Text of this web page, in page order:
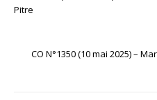
Pitre
CO N°1350 (10 mai 2025) –